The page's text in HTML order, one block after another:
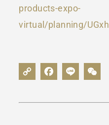
products-expo-
virtual/planning/